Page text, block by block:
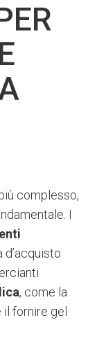
complesso,
I
d’acquisto
, come la
fornire gel